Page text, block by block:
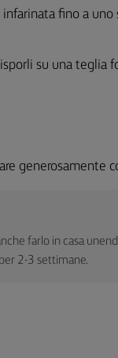
fino a uno
su una teglia
generosamente
farlo in casa
2-3 settimane.